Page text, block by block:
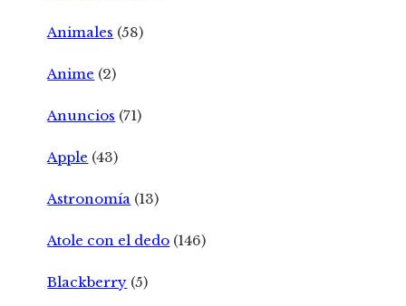
Animales (58)
Anime (2)
Anuncios (71)
Apple (43)
Astronomía (13)
Atole con el dedo (146)
Blackberry (5)